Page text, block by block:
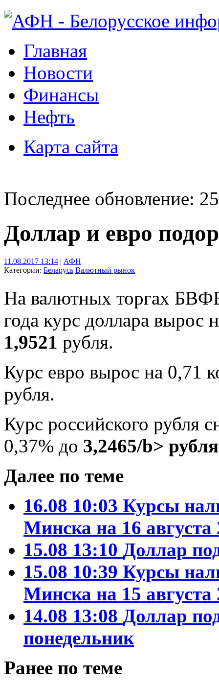
Главная
Новости
Финансы
Нефть
Карта сайта
Последнее обновление:
Доллар и евро
11.08.2017 13:14 | АФН
Категории: Беларусь Валютный рынок
На валютных торгах
года курс доллара вырос
1,9521 рубля.
Курс евро вырос на 0,71
рубля.
Курс российского рубля
0,37% до 3,2465/b>
Далее по теме
16.08 10:03 Курсы
Минска на 16 августа
15.08 13:10 Доллар
15.08 10:39 Курсы
Минска на 15 августа
14.08 13:08 Доллар
понедельник
Ранее по теме